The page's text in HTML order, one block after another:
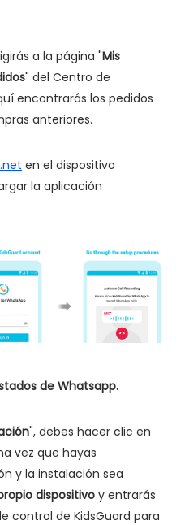
a la página "Mis
" del Centro de
encontrarás los pedidos
anteriores.
en el dispositivo
la aplicación
de Whatsapp.
", debes hacer clic en
vez que hayas
y la instalación sea
dispositivoy entrarás
control de KidsGuard para